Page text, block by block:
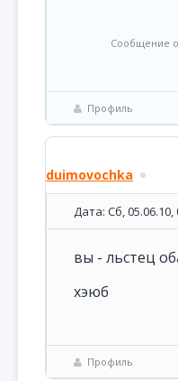
Сообщение
Профиль
duimovochka
Дата: Сб,
вы - льстец
хэюб
Профиль